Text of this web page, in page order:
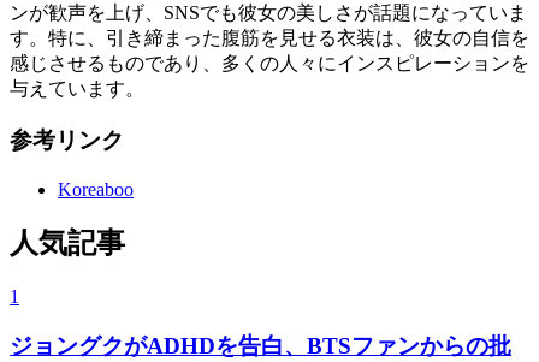
ンが歓声を上げ、SNSでも彼女の美しさが話題になっていま
す。特に、引き締まった腹筋を見せる衣装は、彼女の自信を
感じさせるものであり、多くの人々にインスピレーションを
与えています。
参考リンク
Koreaboo
人気記事
1
ジョングクがADHDを告白、BTSファンからの批